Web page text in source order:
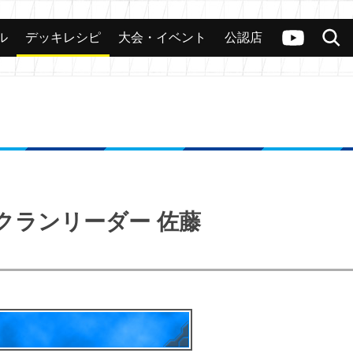
ヴァンガードch
検索
カード 大会 公認店舗 その他
デッキレシピ 大会・イベント 公認店
ランリーダー 佐藤